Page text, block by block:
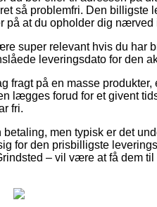
så problemfri. Den billigste
at du opholder dig nærved
super relevant hvis du har
leveringsdato for den
fragt på en masse
lægges forud for et givent
fri.
men typisk er det
for den prisbilligste
– vil være at få dem til